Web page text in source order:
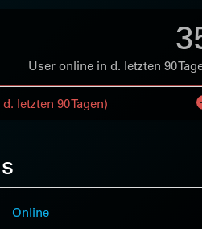
User online in d. letzten 90
letzten 90 Tagen)
Online